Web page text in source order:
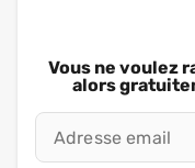
Vous ne voulez
alors